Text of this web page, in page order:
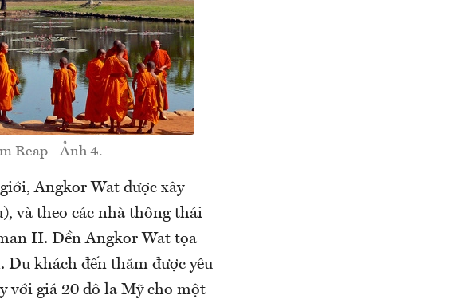
Reap - Ảnh 4.
Angkor Wat được xây
và theo các nhà thông thái
II. Đền Angkor Wat tọa
Du khách đến thăm được yêu
với giá 20 đô la Mỹ cho một